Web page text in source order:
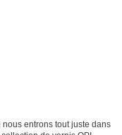
entrons tout juste dans